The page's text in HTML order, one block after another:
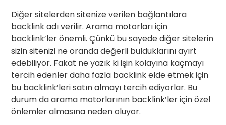
Diğer sitelerden sitenize verilen bağlantılara
backlink adı verilir. Arama motorları için
backlink’ler önemli. Çünkü bu sayede diğer sitelerin
sizin sitenizi ne oranda değerli bulduklarını ayırt
edebiliyor. Fakat ne yazık ki işin kolayına kaçmayı
tercih edenler daha fazla backlink elde etmek için
bu backlink’leri satın almayı tercih ediyorlar. Bu
durum da arama motorlarının backlink’ler için özel
önlemler almasına neden oluyor.